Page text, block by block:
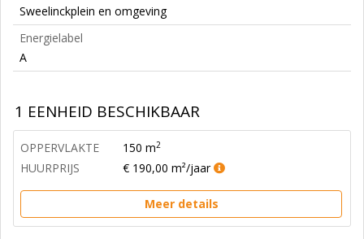
Sweelinckplein en omgeving
Energielabel
A
1 EENHEID BESCHIKBAAR
OPPERVLAKTE 150 m2
HUURPRIJS € 190,00 m²/jaar
Meer details